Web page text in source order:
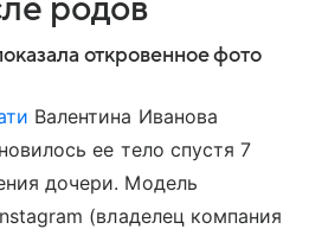
родов
откровенное фото
Валентина Иванова
ее тело спустя 7
дочери. Модель
(владелец компания